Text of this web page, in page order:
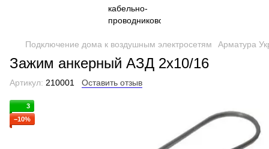
Подключение дома к воздушным электросетям Арматура
Зажим анкерный АЗД 2х10/16
Артикул: 210001 Оставить отзыв
3
−10%